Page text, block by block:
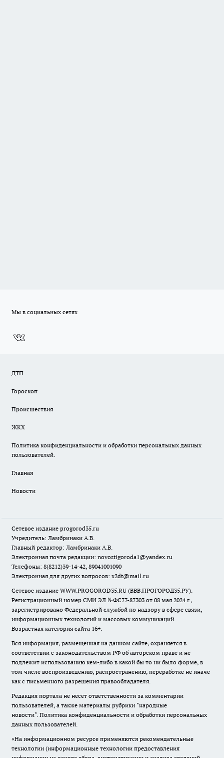
Мы в социальных сетях
ДТП
Гороскоп
Происшествия
ЖКХ
Политика конфиденциальности и обработки персональных данных
пользователей.
Главная
Новости
Сетевое издание progorod35.ru
Учредитель: Ламбринаки А.В.
Главный редактор: Ламбринаки А.В.
Электронная почта редакции: novostigoroda1@yandex.ru
Телефоны: 8(8212)39-14-42, 89041001090
Электронная для других вопросов: x2dt@mail.ru
Сетевое издание WWW.PROGOROD35.RU (ВВВ.ПРОГОРОД35.РУ).
Регистрационный номер СМИ ЭЛ №ФС77-87303 от 08 мая 2024 г.,
зарегистрировано Федеральной службой по надзору в сфере связи,
информационных технологий и массовых коммуникаций.
Возрастная категория сайта 16+.
Вся информация, размещенная на данном сайте, охраняется в
соответствии с законодательством РФ об авторском праве и не
подлежит использованию кем-либо в какой бы то ни было форме, в
том числе воспроизведению, распространению, переработке не иначе
как с письменного разрешения правообладателя.
Редакция портала не несет ответственности за комментарии
пользователей, а также материалы рубрики "народные
новости". Политика конфиденциальности и обработки персональных
данных пользователей.
«На информационном ресурсе применяются рекомендательные
технологии (информационные технологии предоставления